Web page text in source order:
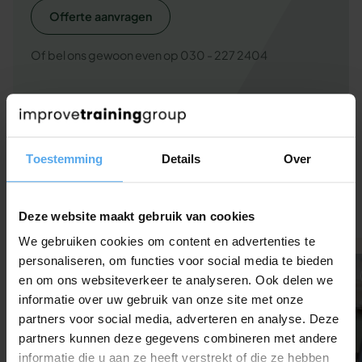
Toestemming Details Over
Deze website maakt gebruik van cookies
We gebruiken cookies om content en advertenties te
personaliseren, om functies voor social media te bieden
en om ons websiteverkeer te analyseren. Ook delen we
informatie over uw gebruik van onze site met onze
partners voor social media, adverteren en analyse. Deze
partners kunnen deze gegevens combineren met andere
informatie die u aan ze heeft verstrekt of die ze hebben
Offerte aanvragen
Of bel ons gewoon even op 030 - 227 2404
Bekijk onze whitepapers
whitepapers helpen je.
Whitepaper